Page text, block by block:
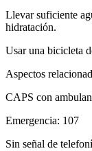
Llevar suficiente
hidratación.
Usar una bicicleta
Aspectos
CAPS con
Emergencia: 107
Sin señal de